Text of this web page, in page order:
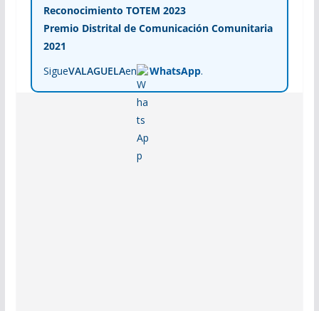
Reconocimiento TOTEM 2023
Premio Distrital de Comunicación Comunitaria
2021
SigueVALAGUELAen WhatsApp.